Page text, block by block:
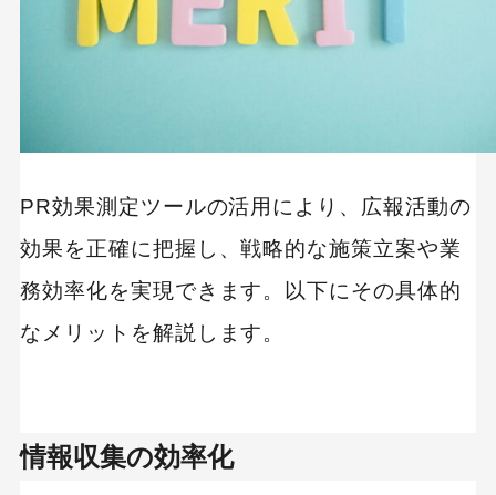
PR効果測定ツールの活用により、広報活動の
効果を正確に把握し、戦略的な施策立案や業
務効率化を実現できます。以下にその具体的
なメリットを解説します。
情報収集の効率化